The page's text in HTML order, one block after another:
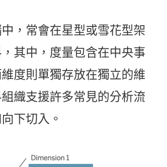
，常會在星型或雪花型架
其中，度量包含在中央事
度則單獨存放在獨立的維
織支援許多常見的分析流
下切入。